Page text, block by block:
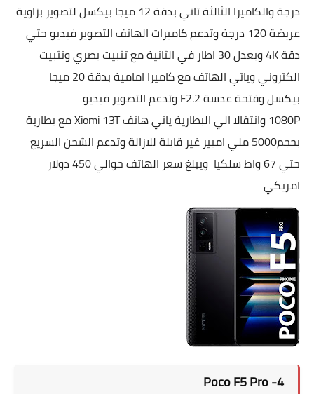
درجة والكاميرا الثالثة تاتي بدقة 12 ميجا بيكسل لتصوير بزاوية
عريضة 120 درجة وتدعم كاميرات الهاتف التصوير فيديو حتي
دقة 4K وبعدل 30 اطار في الثانية مع تثبيت بصري وتثبيت
الكتروني وياتي الهاتف مع كاميرا امامية بدقة 20 ميجا
بيكسل وفتحة عدسة F2.2 وتدعم التصوير فيديو
1080P وانتقالا الي البطارية ياتي هاتف
Xiomi 13T مع بطارية
بحجم5000 ملي امبير غير قابلة للازالة وتدعم الشحن السريع
حتي 67 واط سلكيا ويبلغ سعر الهاتف حوالي 450 دولار
امريكي
4- Poco F5 Pro